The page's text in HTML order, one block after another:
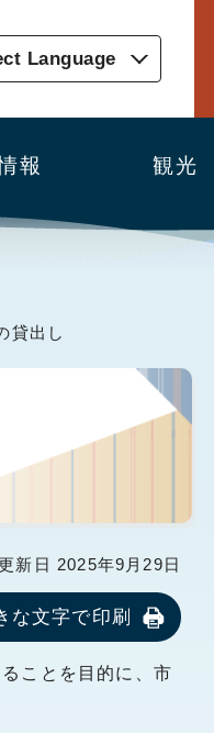
Language
報 観光
貸出し
日 2025年9月29日
な文字で印刷
ことを目的に、市